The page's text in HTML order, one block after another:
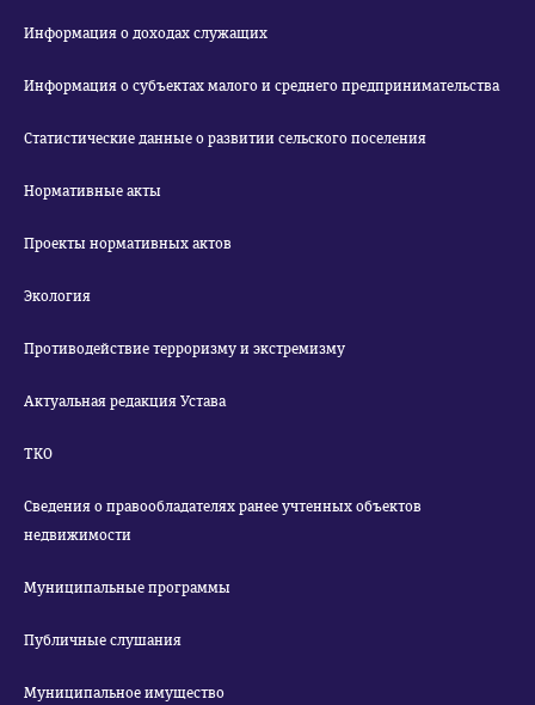
Информация о доходах служащих
Информация о субъектах малого и среднего предпринимательства
Статистические данные о развитии сельского поселения
Нормативные акты
Проекты нормативных актов
Экология
Противодействие терроризму и экстремизму
Актуальная редакция Устава
ТКО
Сведения о правообладателях ранее учтенных объектов
недвижимости
Муниципальные программы
Публичные слушания
Муниципальное имущество